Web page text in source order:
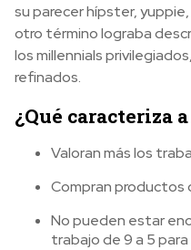
su parecer hípster, yuppie,
otro término lograba
los millennials
refinados.
¿Qué caracteriza
Valoran más los
Compran productos
No pueden estar
trabajo de 9 a 5